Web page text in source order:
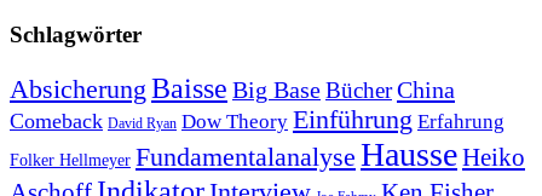
Schlagwörter
Absicherung Baisse Big BaseBücherChina
Comeback David Ryan Dow Theory Einführung Erfahrung
Folker Hellmeyer Fundamentalanalyse HausseHeiko